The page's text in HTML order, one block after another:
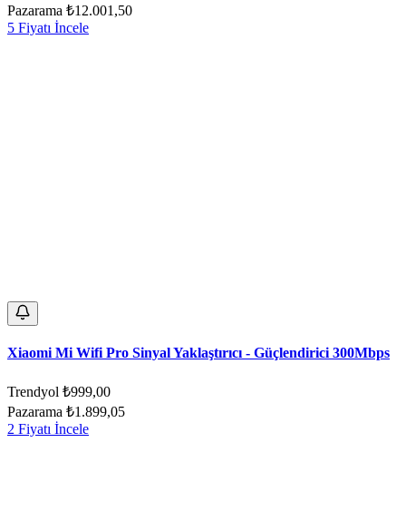
Pazarama ₺12.001,50
5 Fiyatı İncele
Xiaomi Mi Wifi Pro Sinyal Yaklaştırıcı - Güçlendirici 300Mbps
Trendyol ₺999,00
Pazarama ₺1.899,05
2 Fiyatı İncele